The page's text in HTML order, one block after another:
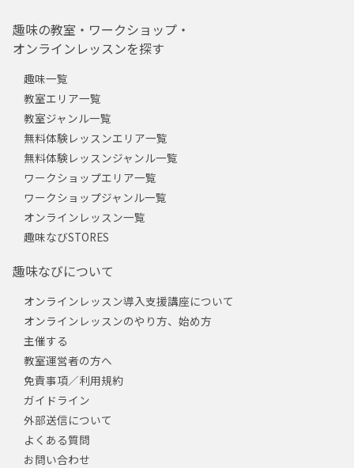
趣味の教室・ワークショップ・
オンラインレッスンを探す
趣味一覧
教室エリア一覧
教室ジャンル一覧
無料体験レッスンエリア一覧
無料体験レッスンジャンル一覧
ワークショップエリア一覧
ワークショップジャンル一覧
オンラインレッスン一覧
趣味なびSTORES
趣味なびについて
オンラインレッスン導入支援講座について
オンラインレッスンのやり方、始め方
主催する
教室運営者の方へ
免責事項／利用規約
ガイドライン
外部送信について
よくある質問
お問い合わせ